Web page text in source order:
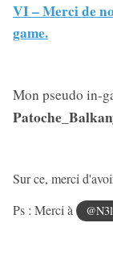
VI – Merci de
game.
Mon pseudo in-
Sur ce, merci
Ps : Merci à